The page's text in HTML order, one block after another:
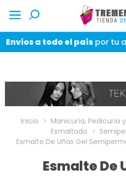
Envíos a todo el país por tu
Inicio Manicuría, Pedicuría
Esmaltado
Esmalte De Uñas Gel
Esmalte De